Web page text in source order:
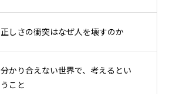
正しさの衝突はなぜ人を壊すのか
分かり合えない世界で、考えるとい
うこと